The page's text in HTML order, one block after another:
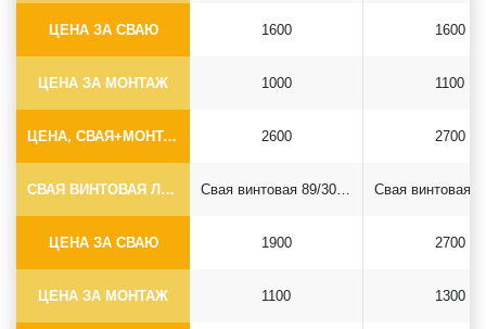
ЦЕНА ЗА СВАЮ
ЦЕНА ЗА МОНТАЖ
ЦЕНА, СВАЯ+МОНТАЖ (БЕЗ ОГОЛОВКА)
1600
1000
2600
1600
1100
2700
СВАЯ ВИНТОВАЯ ЛОПАСТНАЯ Ф89*6.5
ЦЕНА ЗА СВАЮ
ЦЕНА ЗА МОНТАЖ
1900
1100
2700
1300